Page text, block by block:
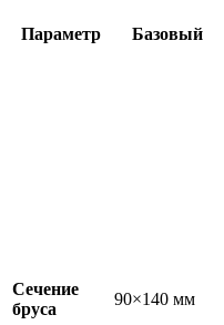
Параметр Базовый
Сечение
бруса
90×140 мм